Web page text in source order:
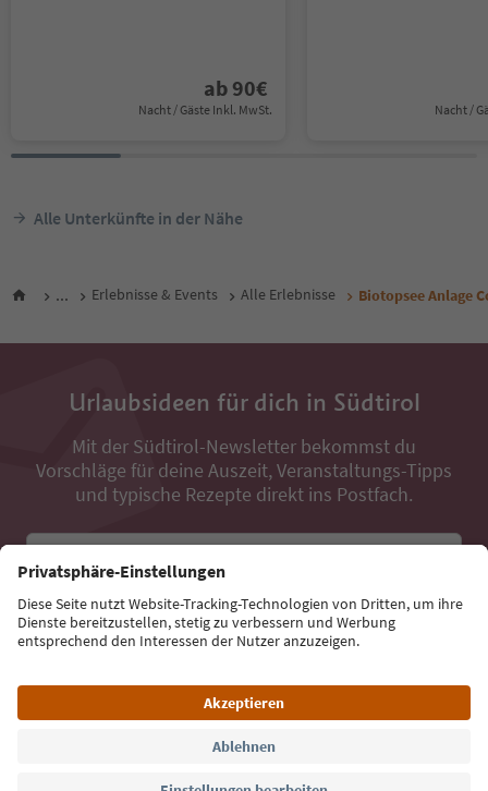
ab 90€
Nacht / Gäste Inkl. MwSt. Nacht /
Alle Unterkünfte in der Nähe
... Erlebnisse & Events Alle Erlebnisse Biotopsee Anlage
Urlaubsideen für dich in Südtirol
Mit der Südtirol-Newsletter bekommst du
Vorschläge für deine Auszeit, Veranstaltungs-Tipps
und typische Rezepte direkt ins Postfach.
Jetzt anmelden